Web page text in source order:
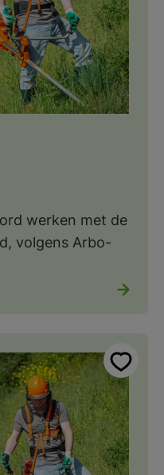
werken met de
volgens Arbo-